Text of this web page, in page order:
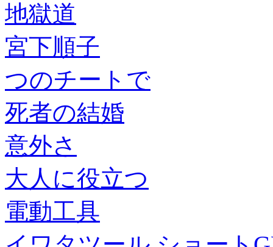
地獄道
宮下順子
つのチートで
死者の結婚
意外さ
大人に役立つ
電動工具